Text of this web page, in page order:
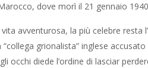
dove morì il 21 gennaio
avventurosa, la più celebre resta
grionalista” inglese
occhi diede l’ordine di lasciar